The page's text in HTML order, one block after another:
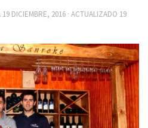
19 DICIEMBRE, 2016 · ACTUALIZADO 19